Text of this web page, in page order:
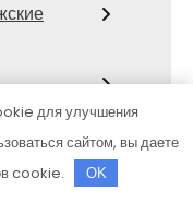
для улучшения
сайтом, вы даете
cookie.
OK